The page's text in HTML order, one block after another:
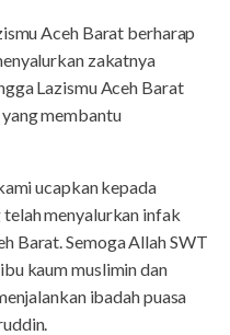
Aceh Barat berharap
zakatnya
Lazismu Aceh Barat
membantu
ucapkan kepada
menyalurkan infak
Barat. Semoga Allah SWT
kaum muslimin dan
ibadah puasa